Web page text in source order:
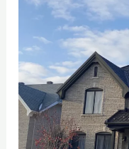
courants
les
toitures
–
Démystification
et